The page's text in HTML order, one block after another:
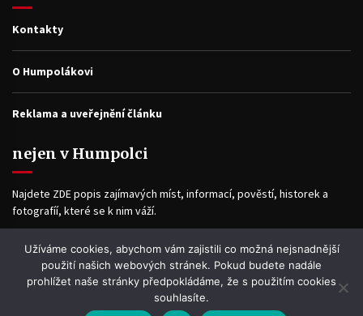
Kontakty
O Humpolákovi
Reklama a uveřejnění článku
nejen v Humpolci
Najdete ZDE popis zajímavých míst, informací, pověstí, historek a
fotografíí, které se k nim váží.
Facebook
Užíváme cookies, abychom vám zajistili co možná nejsnadnější
použití našich webových stránek. Pokud budete nadále
prohlížet naše stránky předpokládáme, že s použitím cookies
souhlasíte.